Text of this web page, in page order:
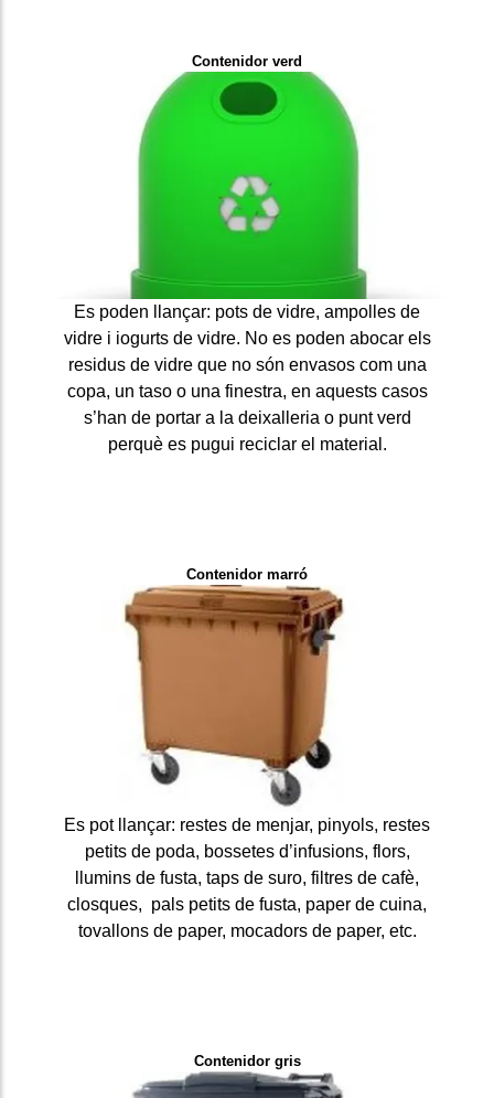
Contenidor verd
Es poden llançar: pots de vidre, ampolles de
vidre i iogurts de vidre. No es poden abocar els
residus de vidre que no són envasos com una
copa, un taso o una finestra, en aquests casos
s’han de portar a la deixalleria o punt verd
perquè es pugui reciclar el material.
Contenidor marró
Es pot llançar: restes de menjar, pinyols, restes
petits de poda, bossetes d’infusions, flors,
llumins de fusta, taps de suro, filtres de cafè,
closques, pals petits de fusta, paper de cuina,
tovallons de paper, mocadors de paper, etc.
Contenidor gris